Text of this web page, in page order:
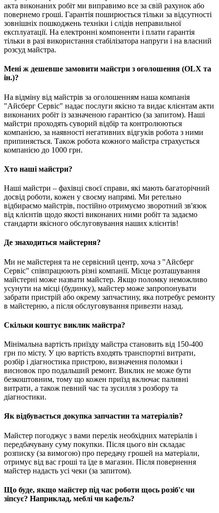
акта виконаних робіт ми виправимо все за свій рахунок або
повернемо гроші. Гарантія поширюється тільки за відсутності
зовнішніх пошкоджень техніки і слідів неправильної
експлуатації. На електронні компоненти і плати гарантія
тільки в разі використання стабілізатора напруги і на власний
розсуд майстра.
Мені ж дешевше замовити майстри з оголошення (OLX та
ін.)?
На відміну від майстрів за оголошенням наша компанія
"Айсберг Сервіс" надає послуги якісно та видає клієнтам акти
виконаних робіт із зазначеною гарантією (за запитом). Наші
майстри проходять суворий відбір та контролюються
компанією, за наявності негативних відгуків робота з ними
припиняється. Також робота кожного майстра страхується
компанією до 1000 грн.
Хто наші майстри?
Наші майстри – фахівці своєї справи, які мають багаторічний
досвід роботи, кожен у своєму напрямі. Ми ретельно
відбираємо майстрів, постійно отримуємо зворотний зв'язок
від клієнтів щодо якості виконаних ними робіт та задаємо
стандарти якісного обслуговування наших клієнтів!
Де знаходиться майстерня?
Ми не майстерня та не сервісний центр, хоча з "Айсберг
Сервіс" співпрацюють різні компанії. Місце розташування
майстерні може назвати майстер. Якщо поломку неможливо
усунути на місці (будинку), майстер може запропонувати
забрати пристрій або окрему запчастину, яка потребує ремонту
в майстерню, а після обслуговування привезти назад.
Скільки коштує виклик майстра?
Мінімальна вартість приїзду майстра становить від 150-400
грн по місту. У цю вартість входять транспортні витрати,
розбір і діагностика пристрою, визначення поломки і
висновок про подальший ремонт. Виклик не може бути
безкоштовним, тому що кожен приїзд включає паливні
витрати, а також певний час та зусилля з розбору та
діагностики.
Як відбувається докупка запчастин та матеріалів?
Майстер погоджує з вами перелік необхідних матеріалів і
передбачувану суму покупки. Після цього він складає
розписку (за вимогою) про передачу грошей на матеріали,
отримує від вас гроші та їде в магазин. Після повернення
майстер надасть усі чеки (за запитом).
Що буде, якщо майстер під час роботи щось розіб'є чи
зіпсує? Наприклад, меблі чи кафель?